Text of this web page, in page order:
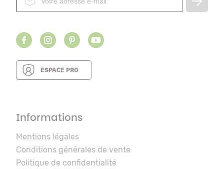
ESPACE PRO
Informations
Mentions légales
Conditions générales de vente
Politique de confidentialité